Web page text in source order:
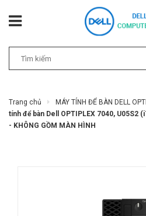
Trang chủ MÁY TÍNH ĐỂ BÀN DELL
tính để bàn Dell OPTIPLEX 7040, U05S2
- KHÔNG GỒM MÀN HÌNH